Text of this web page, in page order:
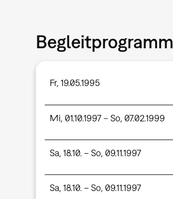
Begleitprogramm
Fr, 19.05.1995
Mi, 01.10.1997 – So, 07.02.1999
Sa, 18.10. – So, 09.11.1997
Sa, 18.10. – So, 09.11.1997